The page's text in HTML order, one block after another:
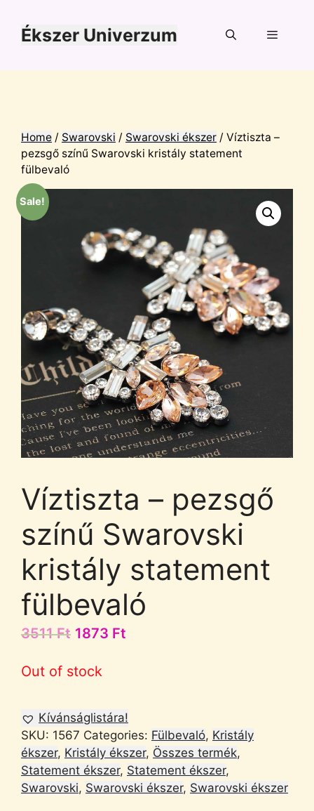
tartalomba
Ékszer Univerzum
Home / Swarovski / Swarovski ékszer / Víztiszta –
pezsgő színű Swarovski kristály statement
fülbevaló
Sale!
Víztiszta – pezsgő
színű Swarovski
kristály statement
fülbevaló
3511Ft 1873 Ft
Out of stock
Kívánságlistára!
SKU: 1567 Categories: Fülbevaló, Kristály
ékszer, Kristály ékszer, Összes termék,
Statement ékszer, Statement ékszer,
Swarovski, Swarovski ékszer, Swarovski ékszer